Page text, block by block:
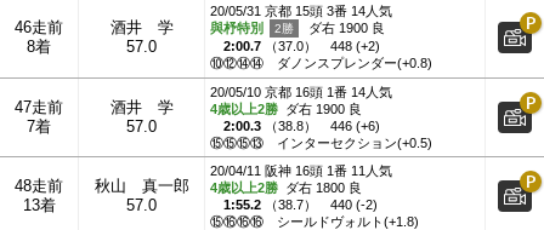
46走前
8着
酒井 学
57.0
20/05/31 京都 15頭 3番 14人気
與杼特別
ダ右 1900 良
2:00.7 （37.0）
448 (+2)
⑩⑫⑭⑭
ダノンスプレンダー(+0.8)
47走前
7着
酒井 学
57.0
20/05/10 京都 16頭 1番 14人気
4歳以上2勝 ダ右 1900 良
2:00.3 （38.8）
446 (+6)
⑮⑮⑮⑬
インターセクション(+0.5)
48走前
13着
秋山 真一郎
57.0
20/04/11 阪神 16頭 1番 11人気
4歳以上2勝 ダ右 1800 良
1:55.2 （38.7）
440 (-2)
⑮⑯⑯⑯
シールドヴォルト(+1.8)